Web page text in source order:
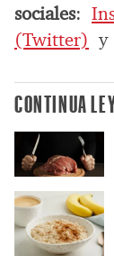
sociales:
(Twitter) y
CONTINUA